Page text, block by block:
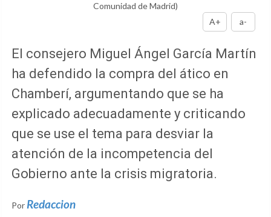
Comunidad de Madrid)
A+
a-
El consejero Miguel Ángel García Martín
ha defendido la compra del ático en
Chamberí, argumentando que se ha
explicado adecuadamente y criticando
que se use el tema para desviar la
atención de la incompetencia del
Gobierno ante la crisis migratoria.
Por Redaccion